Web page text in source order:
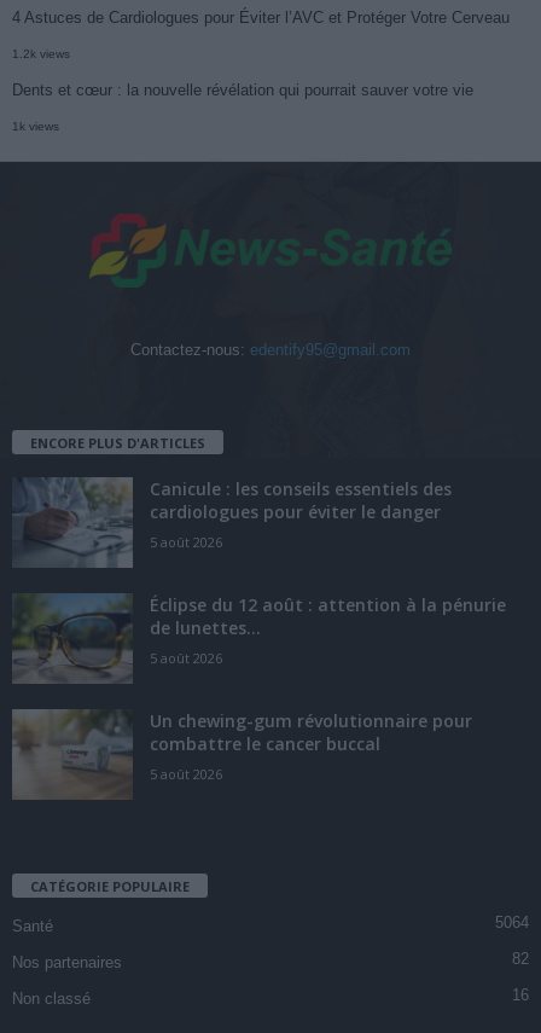
4 Astuces de Cardiologues pour Éviter l’AVC et Protéger Votre Cerveau
1.2k views
Dents et cœur : la nouvelle révélation qui pourrait sauver votre vie
1k views
Contactez-nous: edentify95@gmail.com
ENCORE PLUS D'ARTICLES
Canicule : les conseils essentiels des
cardiologues pour éviter le danger
5 août 2026
Éclipse du 12 août : attention à la pénurie
de lunettes...
5 août 2026
Un chewing-gum révolutionnaire pour
combattre le cancer buccal
5 août 2026
CATÉGORIE POPULAIRE
Santé 5064
Nos partenaires 82
Non classé 16